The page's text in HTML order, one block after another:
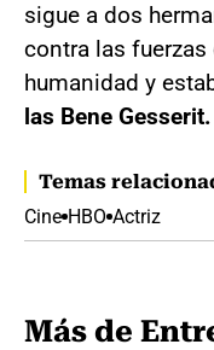
sigue a dos
contra las
humanidad y
las Bene Gesserit.
Temas
Cine HBO Actriz
Más de